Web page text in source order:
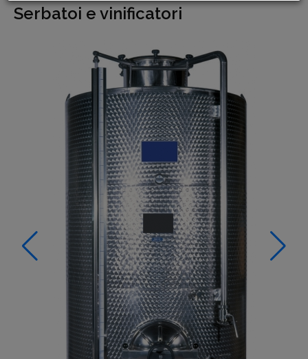
Serbatoi e vinificatori